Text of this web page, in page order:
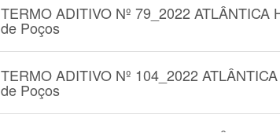
TERMO ADITIVO Nº 79_2022 ATLÂNTICA
de Poços
TERMO ADITIVO Nº 104_2022
de Poços